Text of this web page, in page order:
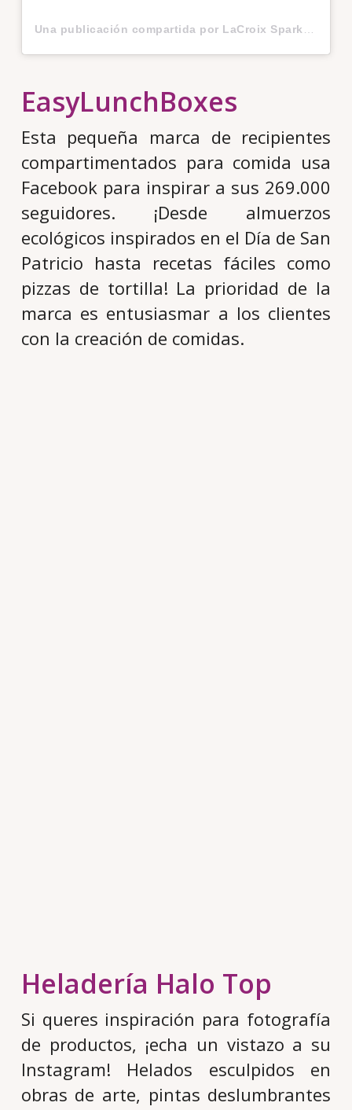
EasyLunchBoxes
Esta pequeña marca de recipientes
compartimentados para comida usa
Facebook para inspirar a sus 269.000
seguidores. ¡Desde almuerzos
ecológicos inspirados en el Día de San
Patricio hasta recetas fáciles como
pizzas de tortilla! La prioridad de la
marca es entusiasmar a los clientes
con la creación de comidas.
Heladería Halo Top
Si queres inspiración para fotografía
de productos, ¡echa un vistazo a su
Instagram! Helados esculpidos en
obras de arte, pintas deslumbrantes